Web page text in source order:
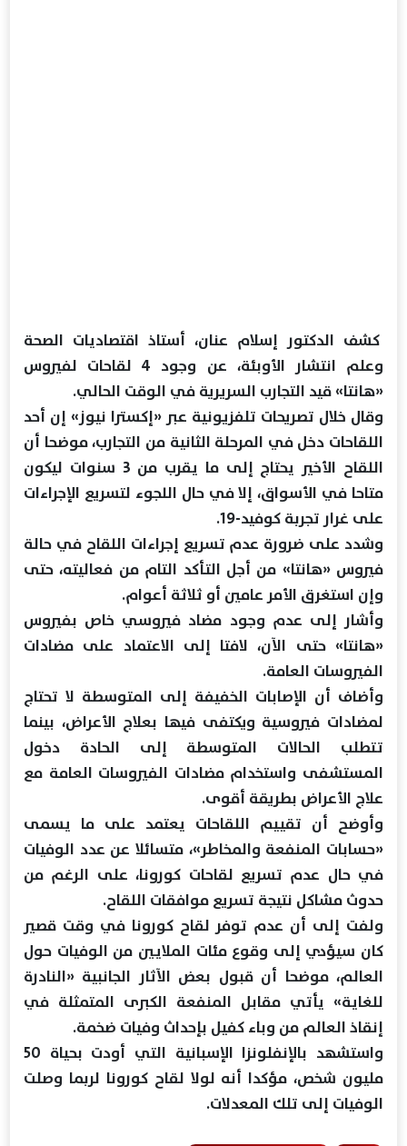
كشف الدكتور إسلام عنان، أستاذ اقتصاديات الصحة
وعلم انتشار الأوبئة، عن وجود 4 لقاحات لفيروس
«هانتا» قيد التجارب السريرية في الوقت الحالي.
وقال خلال تصريحات تلفزيونية عبر «إكسترا نيوز» إن أحد
اللقاحات دخل في المرحلة الثانية من التجارب، موضحا أن
اللقاح الأخير يحتاج إلى ما يقرب من 3 سنوات ليكون
متاحا في الأسواق، إلا في حال اللجوء لتسريع الإجراءات
على غرار تجربة كوفيد-19.
وشدد على ضرورة عدم تسريع إجراءات اللقاح في حالة
فيروس «هانتا» من أجل التأكد التام من فعاليته، حتى
وإن استغرق الأمر عامين أو ثلاثة أعوام.
وأشار إلى عدم وجود مضاد فيروسي خاص بفيروس
«هانتا» حتى الآن، لافتا إلى الاعتماد على مضادات
الفيروسات العامة.
وأضاف أن الإصابات الخفيفة إلى المتوسطة لا تحتاج
لمضادات فيروسية ويكتفى فيها بعلاج الأعراض، بينما
تتطلب الحالات المتوسطة إلى الحادة دخول
المستشفى واستخدام مضادات الفيروسات العامة مع
علاج الأعراض بطريقة أقوى.
وأوضح أن تقييم اللقاحات يعتمد على ما يسمى
«حسابات المنفعة والمخاطر»، متسائلا عن عدد الوفيات
في حال عدم تسريع لقاحات كورونا، على الرغم من
حدوث مشاكل نتيجة تسريع موافقات اللقاح.
ولفت إلى أن عدم توفر لقاح كورونا في وقت قصير
كان سيؤدي إلى وقوع مئات الملايين من الوفيات حول
العالم، موضحا أن قبول بعض الآثار الجانبية «النادرة
للغاية» يأتي مقابل المنفعة الكبرى المتمثلة في
إنقاذ العالم من وباء كفيل بإحداث وفيات ضخمة.
واستشهد بالإنفلونزا الإسبانية التي أودت بحياة 50
مليون شخص، مؤكدا أنه لولا لقاح كورونا لربما وصلت
الوفيات إلى تلك المعدلات.